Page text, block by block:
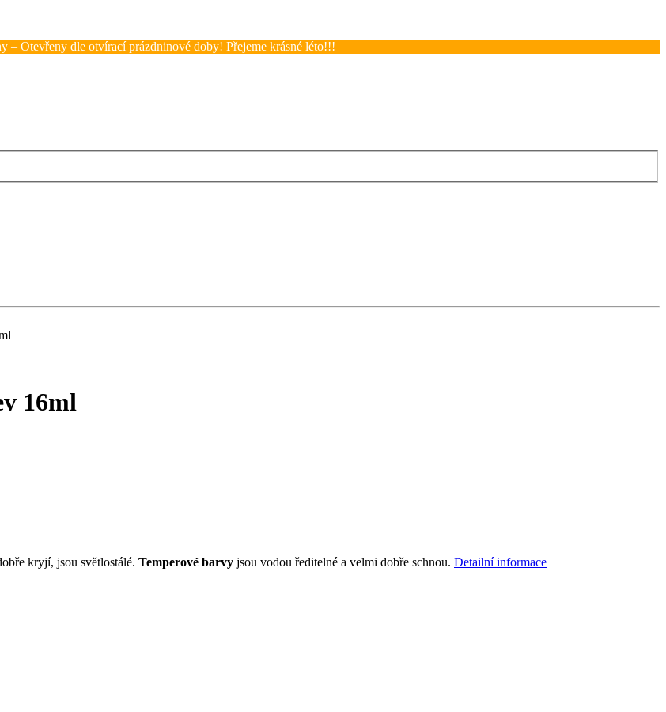
– Otevřeny dle otvírací prázdninové doby! Přejeme krásné léto!!!
16ml
kryjí, jsou světlostálé. Temperové barvy jsou vodou ředitelné a velmi dobře schnou. Detailní informace